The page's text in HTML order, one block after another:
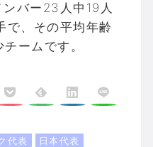
バー23人中19人
で、その平均年齢
ームです。
代表 日本代表